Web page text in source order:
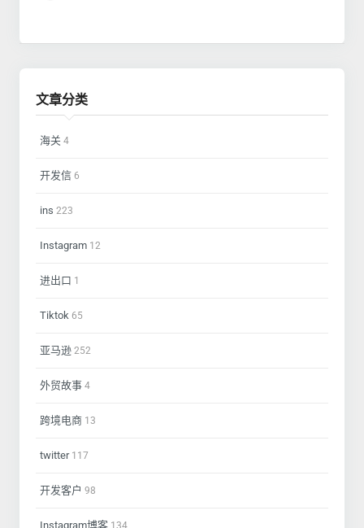
文章分类
海关 4
开发信 6
ins 223
Instagram 12
进出口 1
Tiktok 65
亚马逊 252
外贸故事 4
跨境电商 13
twitter117
开发客户 98
Instagram博客 134